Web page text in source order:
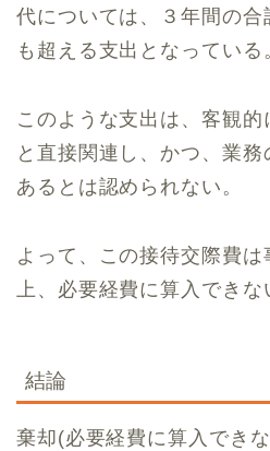
代については、３年間の
も超える支出となっている
このような支出は、客観
と直接関連し、かつ、業
あるとは認められない。
よって、この接待交際費
上、必要経費に算入できな
結論
棄却(必要経費に算入でき